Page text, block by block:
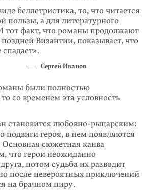
беллетристика, то, что читается
пользы, а для литературного
тот факт, что романы продолжают
поздней Византии, показывает, что
спадает».
Сергей Иванов
были полностью
со временем эта условность
становится любовно-рыцарским:
подвиги героя, в нем появляются
сюжетная канва
что герои неожиданно
потом судьба их разводит
после невероятных приключений
на брачном пиру.